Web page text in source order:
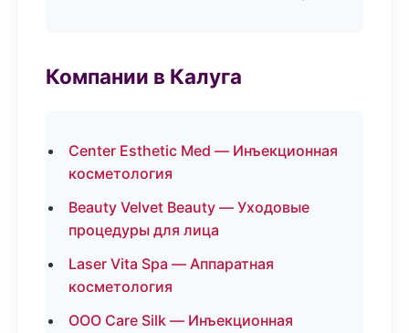
Компании в Калуга
Center Esthetic Med — Инъекционная
косметология
Beauty Velvet Beauty — Уходовые
процедуры для лица
Laser Vita Spa — Аппаратная
косметология
ООО Care Silk — Инъекционная